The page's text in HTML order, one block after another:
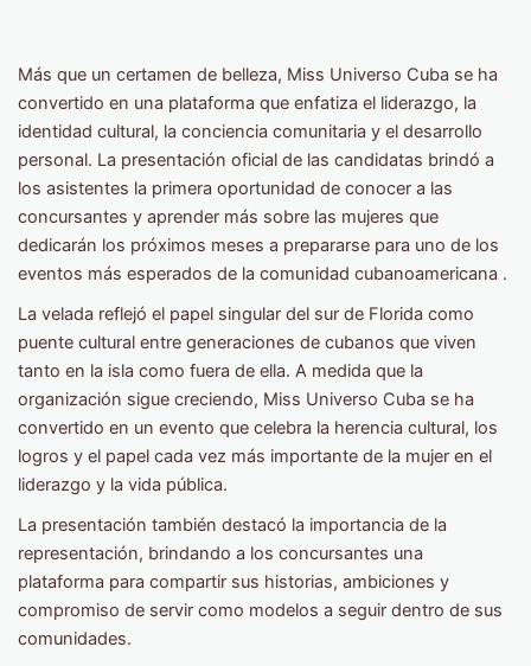
Más que un certamen de belleza, Miss Universo Cuba se ha
convertido en una plataforma que enfatiza el liderazgo, la
identidad cultural, la conciencia comunitaria y el desarrollo
personal. La presentación oficial de las candidatas brindó a
los asistentes la primera oportunidad de conocer a las
concursantes y aprender más sobre las mujeres que
dedicarán los próximos meses a prepararse para uno de los
eventos más esperados de la comunidad cubanoamericana .
La velada reflejó el papel singular del sur de Florida como
puente cultural entre generaciones de cubanos que viven
tanto en la isla como fuera de ella. A medida que la
organización sigue creciendo, Miss Universo Cuba se ha
convertido en un evento que celebra la herencia cultural, los
logros y el papel cada vez más importante de la mujer en el
liderazgo y la vida pública.
La presentación también destacó la importancia de la
representación, brindando a los concursantes una
plataforma para compartir sus historias, ambiciones y
compromiso de servir como modelos a seguir dentro de sus
comunidades.